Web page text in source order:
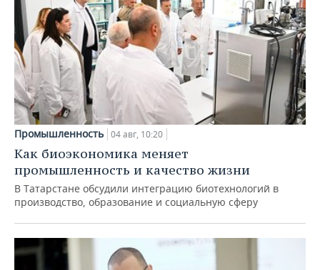
Промышленность 04 авг, 10:20
Как биоэкономика меняет
промышленность и качество жизни
В Татарстане обсудили интеграцию биотехнологий в
производство, образование и социальную сферу